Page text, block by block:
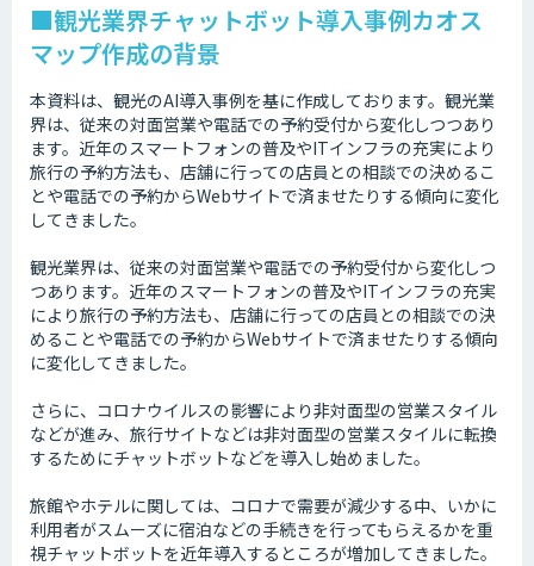
■観光業界チャットボット導入事例カオス
マップ作成の背景
本資料は、観光のAI導入事例を基に作成しております。観光業
界は、従来の対面営業や電話での予約受付から変化しつつあり
ます。近年のスマートフォンの普及やITインフラの充実により
旅行の予約方法も、店舗に行っての店員との相談での決めるこ
とや電話での予約からWebサイトで済ませたりする傾向に変化
してきました。
観光業界は、従来の対面営業や電話での予約受付から変化しつ
つあります。近年のスマートフォンの普及やITインフラの充実
により旅行の予約方法も、店舗に行っての店員との相談での決
めることや電話での予約からWebサイトで済ませたりする傾向
に変化してきました。
さらに、コロナウイルスの影響により非対面型の営業スタイル
などが進み、旅行サイトなどは非対面型の営業スタイルに転換
するためにチャットボットなどを導入し始めました。
旅館やホテルに関しては、コロナで需要が減少する中、いかに
利用者がスムーズに宿泊などの手続きを行ってもらえるかを重
視チャットボットを近年導入するところが増加してきました。